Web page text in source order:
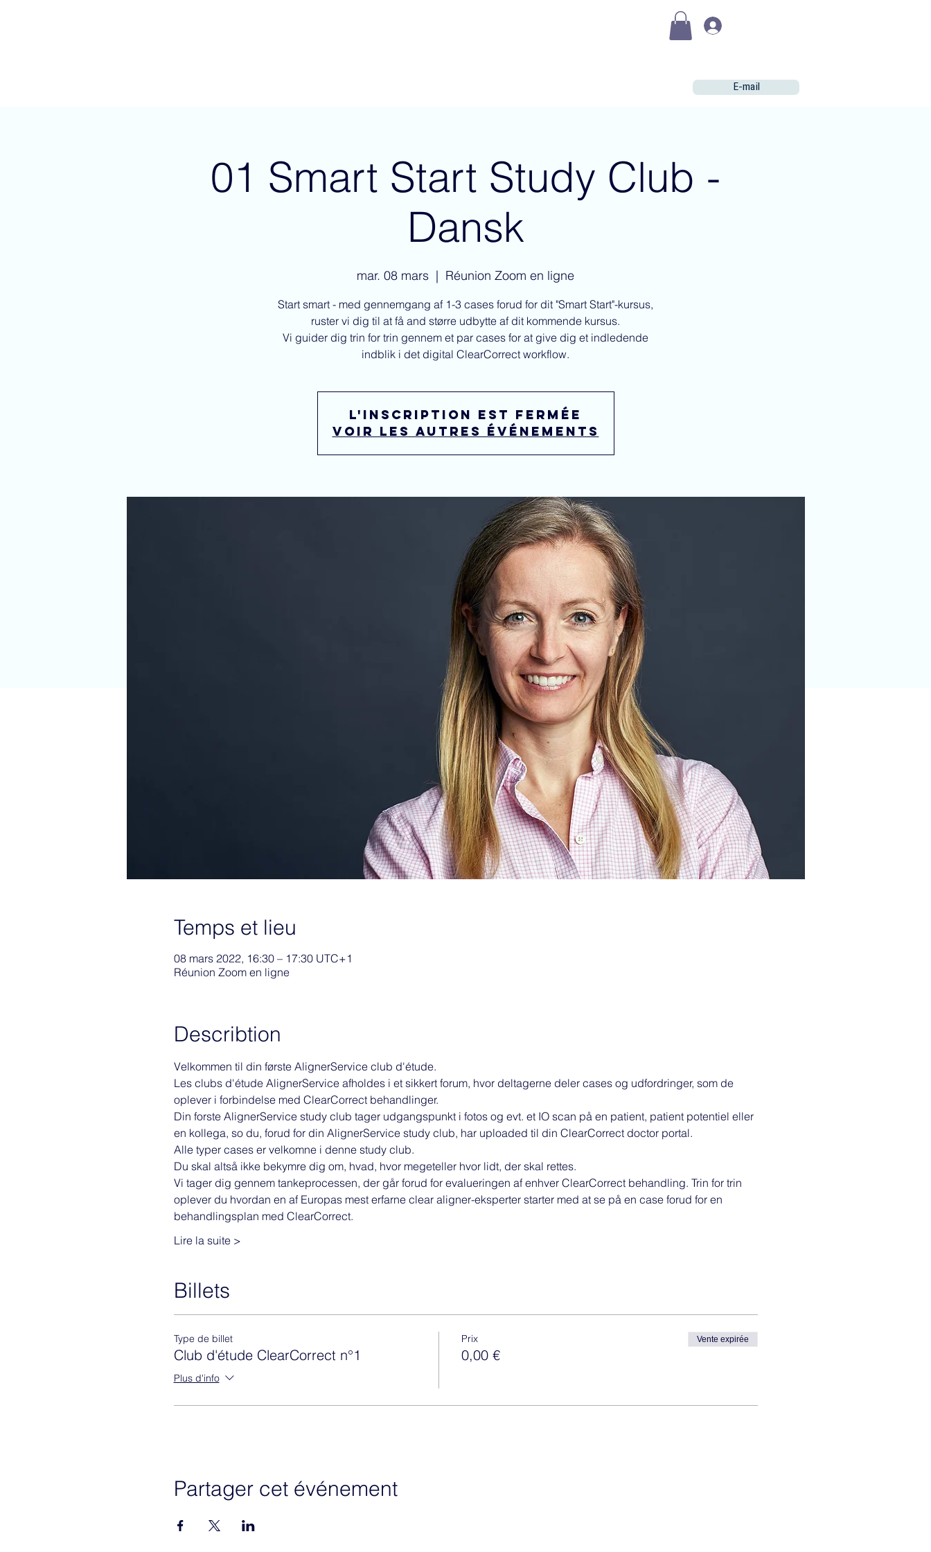
E-mail
01 Smart Start Study Club -
Dansk
mar. 08 mars
  |
Réunion Zoom en ligne
Start smart - med gennemgang af 1-3 cases forud for dit "Smart Start"-kursus,
ruster vi dig til at få and større udbytte af dit kommende kursus.
Vi guider dig trin for trin gennem et par cases for at give dig et indledende
indblik i det digital ClearCorrect workflow.
L'inscription est fermée
Voir les autres événements
Temps et lieu
08 mars 2022, 16:30 – 17:30 UTC+1
Réunion Zoom en ligne
Describtion
Velkommen til din første AlignerService club d'étude.
Les clubs d'étude AlignerService afholdes i et sikkert forum, hvor deltagerne deler cases og udfordringer, som de
oplever i forbindelse med ClearCorrect behandlinger.
Din forste AlignerService study club tager udgangspunkt i fotos og evt. et IO scan på en patient, patient potentiel eller
en kollega, so du, forud for din AlignerService study club, har uploaded til din ClearCorrect doctor portal.
Alle typer cases er velkomne i denne study club.
Du skal altså ikke bekymre dig om, hvad, hvor megeteller hvor lidt, der skal rettes.
Vi tager dig gennem tankeprocessen, der går forud for evalueringen af enhver ClearCorrect behandling. Trin for trin
oplever du hvordan en af Europas mest erfarne clear aligner-eksperter starter med at se på en case forud for en
behandlingsplan med ClearCorrect.
Lire la suite >
Billets
Type de billet
Club d'étude ClearCorrect n°1
Plus d'info
Prix
0,00 €
Vente expirée
Partager cet événement